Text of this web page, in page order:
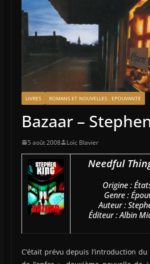
LIVRES ROMANS ET NOUVELLES : EPOUVANTE
Bazaar –
5 août 2008 Loïc Blavier
Needful
Origine :
Genre :
Auteur :
Éditeur : Albin
C’était prévu depuis l’introduction